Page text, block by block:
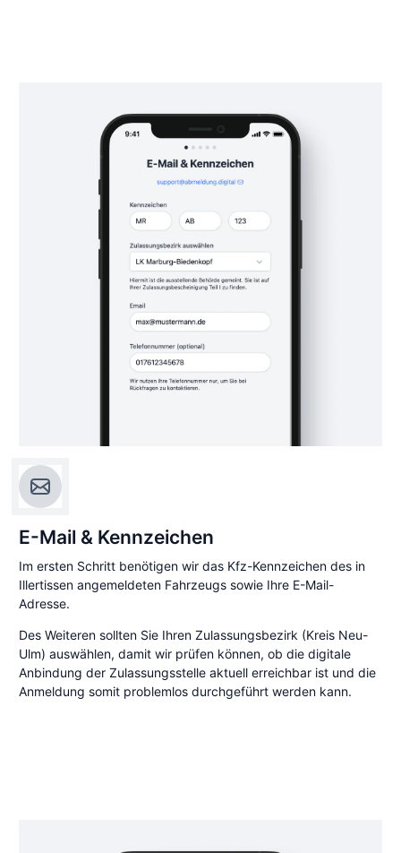
E-Mail & Kennzeichen
Im ersten Schritt benötigen wir das Kfz-Kennzeichen des in
Illertissen angemeldeten Fahrzeugs sowie Ihre E-Mail-
Adresse.
Des Weiteren sollten Sie Ihren Zulassungsbezirk (Kreis Neu-
Ulm) auswählen, damit wir prüfen können, ob die digitale
Anbindung der Zulassungsstelle aktuell erreichbar ist und die
Anmeldung somit problemlos durchgeführt werden kann.